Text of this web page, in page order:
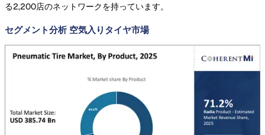
る2,200店のネットワークを持っています。
セグメント分析 空気入りタイヤ市場